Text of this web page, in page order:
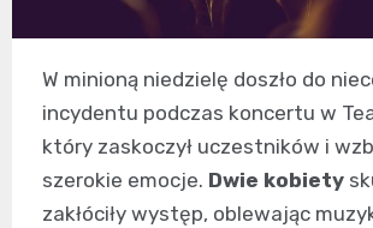
W minioną niedzielę doszło do
incydentu podczas koncertu w
który zaskoczył uczestników i
szerokie emocje. Dwie kobiety
zakłóciły występ, oblewając